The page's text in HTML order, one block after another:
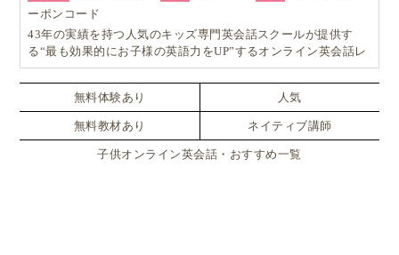
ーポンコード
43年の実績を持つ人気のキッズ専門英会話スクールが提供す
る“最も効果的にお子様の英語力をUP”するオンライン英会話レ
ッスン！
無料体験あり 人気
無料教材あり ネイティブ講師
子供オンライン英会話・おすすめ一覧